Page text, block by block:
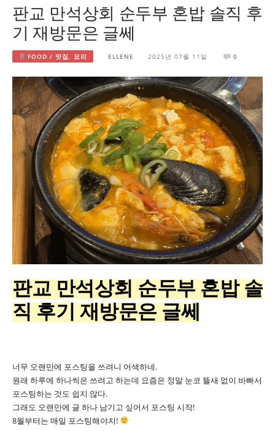
판교 만석상회 순두부 혼밥 솔직 후
기 재방문은 글쎄
FOOD / 맛집, 요리 ELLENE 2025년 07월 11일 0
판교 만석상회 순두부 혼밥 솔
직 후기 재방문은 글쎄
너무 오랜만에 포스팅을 쓰려니 어색하네.
원래 하루에 하나씩은 쓰려고 하는데 요즘은 정말 눈코 뜰새 없이 바빠서
포스팅하는 것도 쉽지 않다.
그래도 오랜만에 글 하나 남기고 싶어서 포스팅 시작!
8월부터는 매일 포스팅해야지!